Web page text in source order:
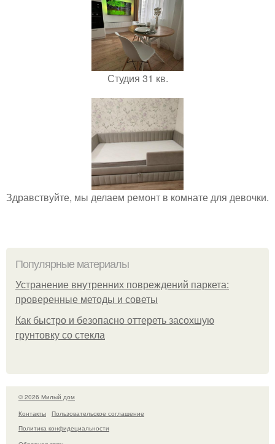
Студия 31 кв.
Здравствуйте, мы делаем ремонт в комнате для девочки.
Популярные материалы
Устранение внутренних повреждений паркета:
проверенные методы и советы
Как быстро и безопасно оттереть засохшую
грунтовку со стекла
© 2026 Милый дом
Контакты
Пользовательское соглашение
Политика конфидециальности